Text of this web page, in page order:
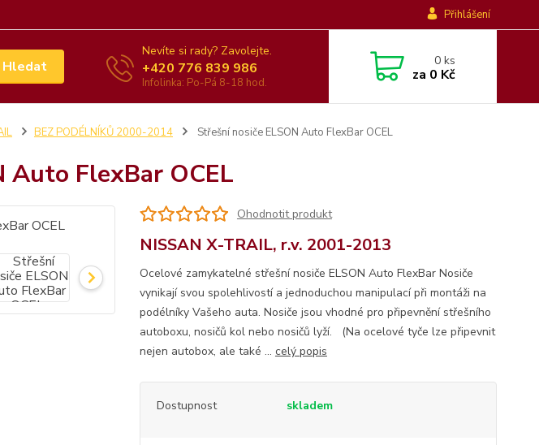
Přihlášení
Hledat
Nevíte si rady? Zavolejte.
+420 776 839 986
Infolinka: Po-Pá 8-18 hod.
0ks
za 0 Kč
BEZ PODÉLNÍKŮ 2000-2014 Střešní nosiče ELSON Auto FlexBar OCEL
Auto FlexBar OCEL
Ohodnotit produkt
NISSAN X-TRAIL, r.v. 2001-2013
Ocelové zamykatelné střešní nosiče ELSON Auto FlexBar Nosiče
vynikají svou spolehlivostí a jednoduchou manipulací při montáži na
podélníky Vašeho auta. Nosiče jsou vhodné pro připevnění střešního
autoboxu, nosičů kol nebo nosičů lyží. (Na ocelové tyče lze připevnit
nejen autobox, ale také ... celý popis
Dostupnost skladem